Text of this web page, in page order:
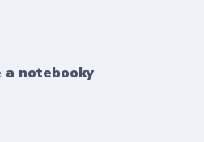
a notebooky